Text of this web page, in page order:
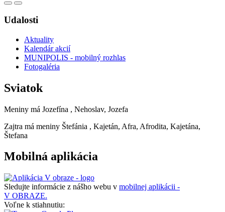
Udalosti
Aktuality
Kalendár akcií
MUNIPOLIS - mobilný rozhlas
Fotogaléria
Sviatok
Meniny má Jozefína , Nehoslav, Jozefa
Zajtra má meniny Štefánia , Kajetán, Afra, Afrodita, Kajetána,
Štefana
Mobilná aplikácia
Sledujte informácie z nášho webu v mobilnej aplikácii -
V OBRAZE.
Voľne k stiahnutiu: